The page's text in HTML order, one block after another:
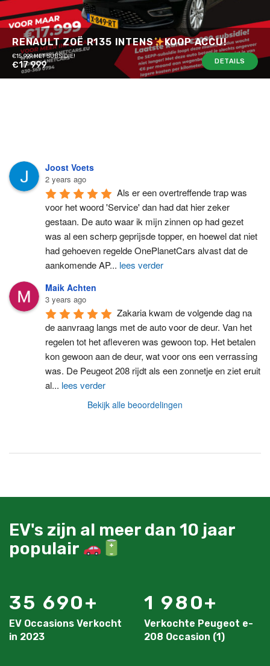
RENAULT ZOË R135 INTENS KOOP ACCU!
€15.999 MET SUBSIDIE!
€17 999 DETAILS
Joost Voets
2 years ago
Als er een overtreffende trap was
voor het woord 'Service' dan had dat hier zeker
gestaan. De auto waar ik mijn zinnen op had gezet
was al een scherp geprijsde topper, en hoewel dat niet
had gehoeven regelde OnePlanetCars alvast dat de
aankomende AP... lees verder
Maik Achten
3 years ago
Zakaria kwam de volgende dag na
de aanvraag langs met de auto voor de deur. Van het
regelen tot het afleveren was gewoon top. Het betalen
kon gewoon aan de deur, wat voor ons een verrassing
was. De Peugeot 208 rijdt als een zonnetje en ziet eruit
al... lees verder
Bekijk alle beoordelingen
EV's zijn al meer dan 10 jaar
populair
35 690
EV Occasions Verkocht
in 2023
1 980
Verkochte Peugeot e-
208 Occasion (1)